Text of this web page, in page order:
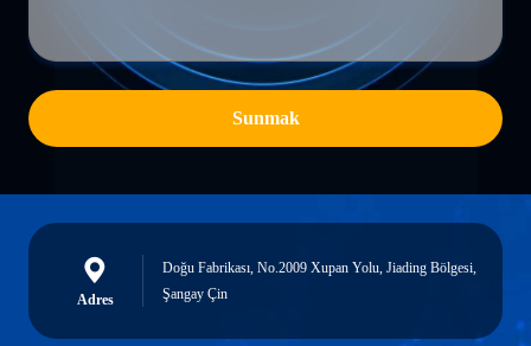
Sunmak
Adres
Doğu Fabrikası, No.2009 Xupan Yolu, Jiading Bölgesi,
Şangay Çin